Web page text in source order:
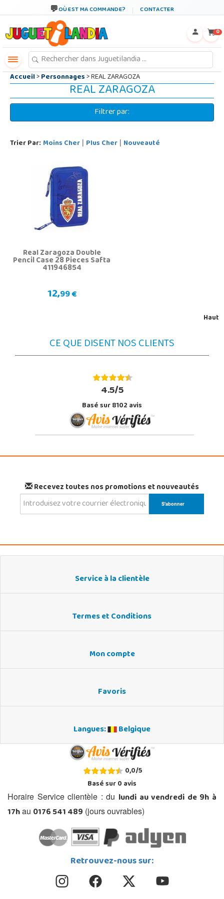
OÙ EST MA COMMANDE? CONTACTER
0
Accueil>Personnages> REAL ZARAGOZA
REAL ZARAGOZA
Filtrer par:
Trier Par: Moins Cher | Plus Cher | Nouveauté
Real Zaragoza Double
Pencil Case 28 Pieces Safta
411946854
12,99 €
Haut
CE QUE DISENT NOS CLIENTS
4.5/5
Basé sur 8102 avis
Recevez toutes nos promotions et nouveautés
Service à la clientèle
Termes et Conditions
Mon compte
Favoris
Langues: Belgique
0,0/5
Basé sur0avis
Horaire Service clientèle : du lundi au vendredi de 9h à
17hau 0176 541 489 (jours ouvrables)
Retrouvez-nous sur: